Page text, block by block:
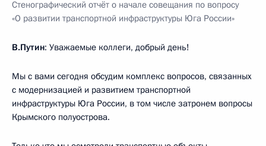
Стенографический отчёт о начале совещания по вопросу
«О развитии транспортной инфраструктуры Юга России»
В.Путин: Уважаемые коллеги, добрый день!
Мы с вами сегодня обсудим комплекс вопросов, связанных
с модернизацией и развитием транспортной
инфраструктуры Юга России, в том числе затронем вопросы
Крымского полуострова.